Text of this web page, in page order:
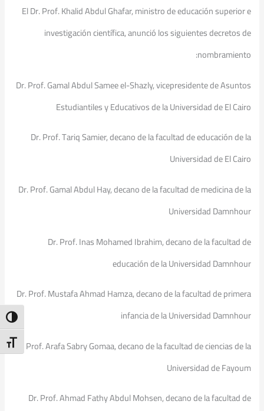
El Dr. Prof. Khalid Abdul Ghafar, ministro de educación superior e
investigación científica, anunció los siguientes decretos de
nombramiento:
Dr. Prof. Gamal Abdul Samee el-Shazly, vicepresidente de Asuntos
Estudiantiles y Educativos de la Universidad de El Cairo
Dr. Prof. Tariq Samier, decano de la facultad de educación de la
Universidad de El Cairo
Dr. Prof. Gamal Abdul Hay, decano de la facultad de medicina de la
Universidad Damnhour
Dr. Prof. Inas Mohamed Ibrahim, decano de la facultad de
educación de la Universidad Damnhour
Dr. Prof. Mustafa Ahmad Hamza, decano de la facultad de primera
infancia de la Universidad Damnhour
Dr. Prof. Arafa Sabry Gomaa, decano de la facultad de ciencias de la
Universidad de Fayoum
Dr. Prof. Ahmad Fathy Abdul Mohsen, decano de la facultad de